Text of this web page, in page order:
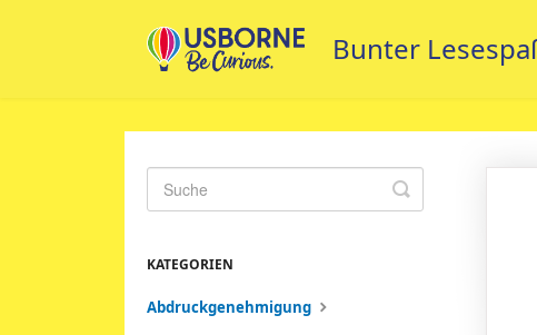
Toggle
Search
KATEGORIEN
Abdruckgenehmigung